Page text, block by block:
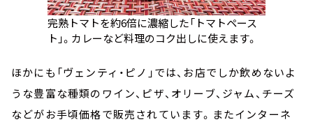
完熟トマトを約6倍に濃縮した「トマトペース
ト」。カレーなど料理のコク出しに使えます。
ほかにも「ヴェンティ・ピノ」では、お店でしか飲めないよ
うな豊富な種類のワイン、ピザ、オリーブ、ジャム、チーズ
などがお手頃価格で販売されています。またインターネ